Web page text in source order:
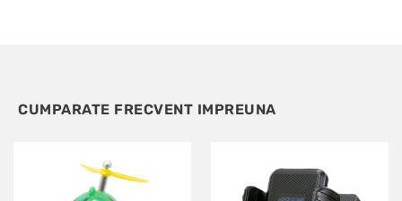
CUMPARATE FRECVENT IMPREUNA